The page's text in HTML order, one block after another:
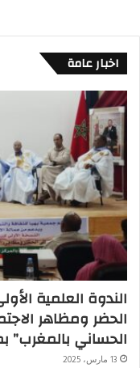
د
ك
إ
ر
ن
ي
اخبار عامة
الندوة العلمية
الحضر ومظاهر
الحساني بالمغرب”
13 مارس، 2025